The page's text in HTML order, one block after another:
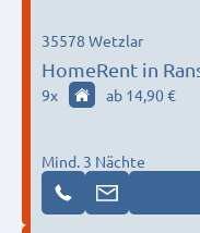
HomeRent in
35578 Wetzlar
9x ab 14,90 €
Mind. 3 Nächte